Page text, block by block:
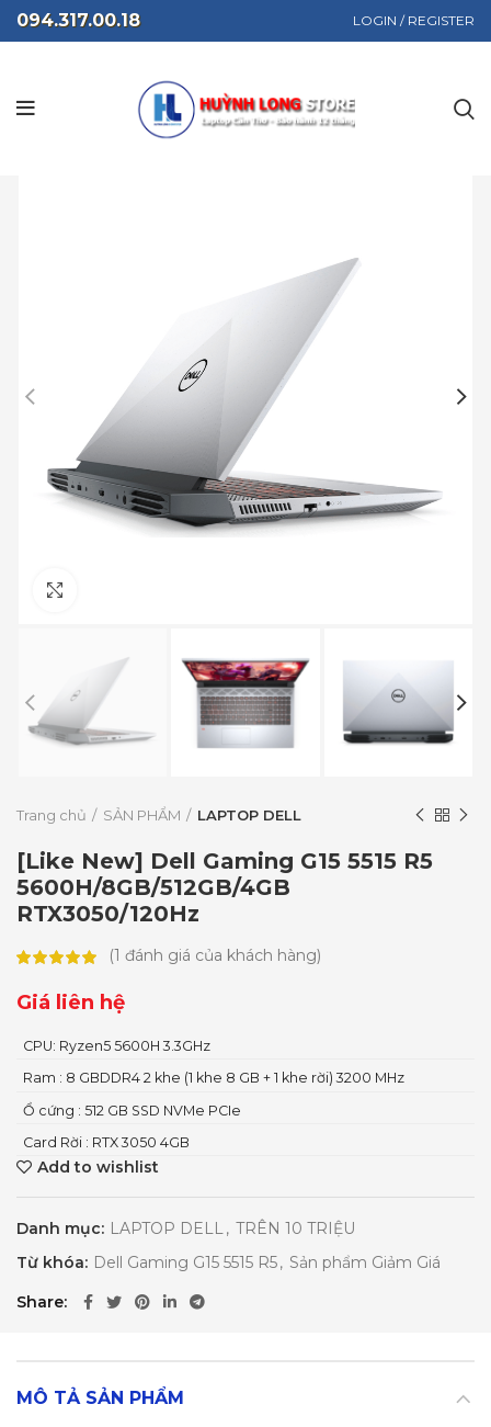
094.317.00.18 LOGIN / REGISTER
Trang chủ SẢN PHẨM LAPTOP DELL
[Like New] Dell Gaming G15 5515 R5
5600H/8GB/512GB/4GB
RTX3050/120Hz
(1 đánh giá của khách hàng)
Giá liên hệ
CPU: Ryzen5 5600H 3.3GHz
Ram : 8 GBDDR4 2 khe (1 khe 8 GB + 1 khe rời) 3200 MHz
Ổ cứng : 512 GB SSD NVMe PCIe
Card Rời : RTX 3050 4GB
Add to wishlist
Danh mục: LAPTOP DELL, TRÊN 10 TRIỆU
Từ khóa: Dell Gaming G15 5515 R5, Sản phẩm Giảm Giá
Share
MÔ TẢ SẢN PHẨM